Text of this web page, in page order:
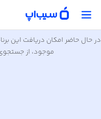
در حال حاضر امکان دریافت این
موجود، از